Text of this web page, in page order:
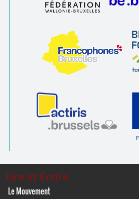
Lire et Écrire
Le Mouvement